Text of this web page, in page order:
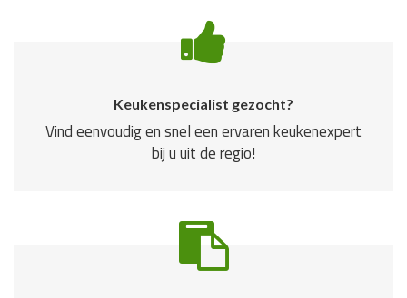
Keukenspecialist gezocht?
Vind eenvoudig en snel een ervaren keukenexpert
bij u uit de regio!